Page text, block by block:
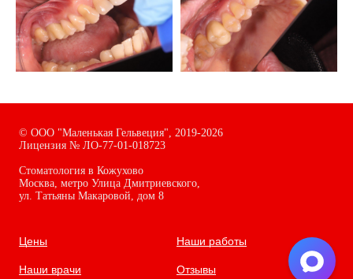
© ООО "Маленькая Гельвеция", 2019-2026
Лицензия № ЛО-77-01-018723
Стоматология в Кожухово
Москва, метро Улица Дмитриевского,
ул. Татьяны Макаровой, дом 8
Цены
Наши врачи
Наши работы
Отзывы